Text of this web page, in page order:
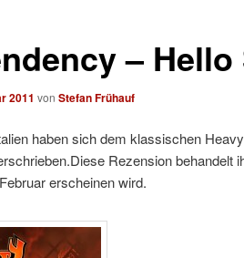
–
2011 von Stefan Frühauf
haben sich dem klassischen
Rezension behandelt
erscheinen wird.